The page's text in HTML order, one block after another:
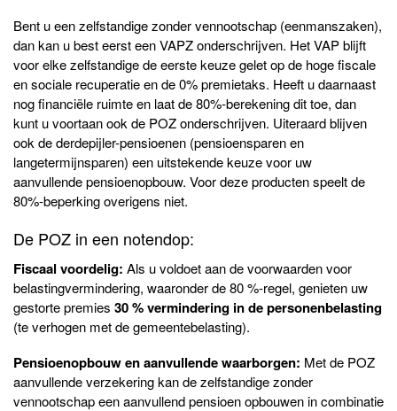
Bent u een zelfstandige zonder vennootschap (eenmanszaken),
dan kan u best eerst een VAPZ onderschrijven. Het VAP blijft
voor elke zelfstandige de eerste keuze gelet op de hoge fiscale
en sociale recuperatie en de 0% premietaks. Heeft u daarnaast
nog financiële ruimte en laat de 80%-berekening dit toe, dan
kunt u voortaan ook de POZ onderschrijven. Uiteraard blijven
ook de derdepijler-pensioenen (pensioensparen en
langetermijnsparen) een uitstekende keuze voor uw
aanvullende pensioenopbouw. Voor deze producten speelt de
80%-beperking overigens niet.
De POZ in een notendop:
Fiscaal voordelig: Als u voldoet aan de voorwaarden voor
belastingvermindering, waaronder de 80 %-regel, genieten uw
gestorte premies 30 % vermindering in de personenbelasting
(te verhogen met de gemeentebelasting).
Pensioenopbouw en aanvullende waarborgen: Met de POZ
aanvullende verzekering kan de zelfstandige zonder
vennootschap een aanvullend pensioen opbouwen in combinatie